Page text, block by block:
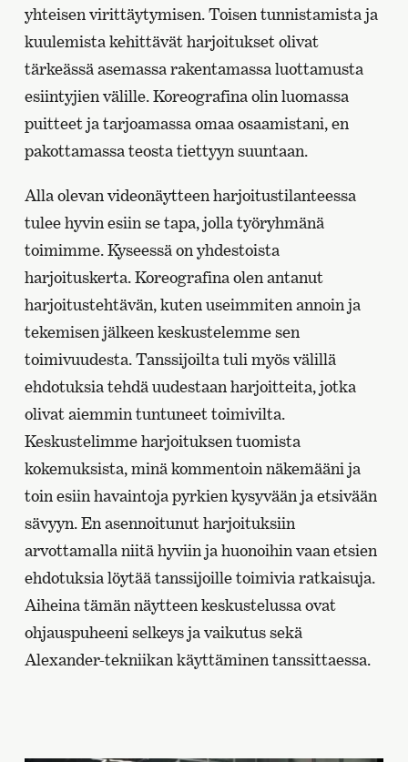
yhteisen virittäytymisen. Toisen tunnistamista ja
kuulemista kehittävät harjoitukset olivat
tärkeässä asemassa rakentamassa luottamusta
esiintyjien välille. Koreografina olin luomassa
puitteet ja tarjoamassa omaa osaamistani, en
pakottamassa teosta tiettyyn suuntaan.
Alla olevan videonäytteen harjoitustilanteessa
tulee hyvin esiin se tapa, jolla työryhmänä
toimimme. Kyseessä on yhdestoista
harjoituskerta. Koreografina olen antanut
harjoitustehtävän, kuten useimmiten annoin ja
tekemisen jälkeen keskustelemme sen
toimivuudesta. Tanssijoilta tuli myös välillä
ehdotuksia tehdä uudestaan harjoitteita, jotka
olivat aiemmin tuntuneet toimivilta.
Keskustelimme harjoituksen tuomista
kokemuksista, minä kommentoin näkemääni ja
toin esiin havaintoja pyrkien kysyvään ja etsivään
sävyyn. En asennoitunut harjoituksiin
arvottamalla niitä hyviin ja huonoihin vaan etsien
ehdotuksia löytää tanssijoille toimivia ratkaisuja.
Aiheina tämän näytteen keskustelussa ovat
ohjauspuheeni selkeys ja vaikutus sekä
Alexander-tekniikan käyttäminen tanssittaessa.